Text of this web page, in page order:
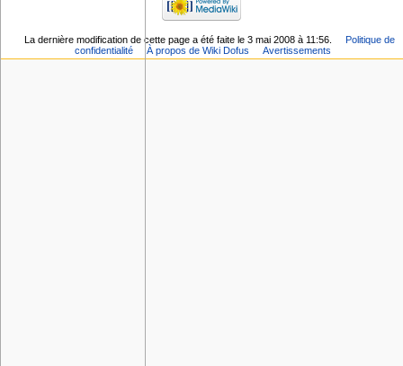
La dernière modification de cette page a été faite le 3 mai 2008 à 11:56.
Politique de
confidentialité
À propos de Wiki Dofus Avertissements